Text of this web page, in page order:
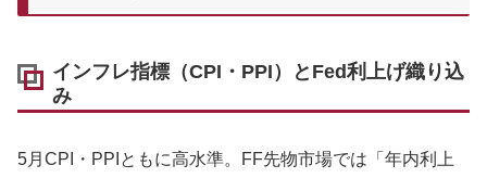
インフレ指標（CPI・PPI）とFed利上げ織り込
み
5月CPI・PPIともに高水準。FF先物市場では「年内利上